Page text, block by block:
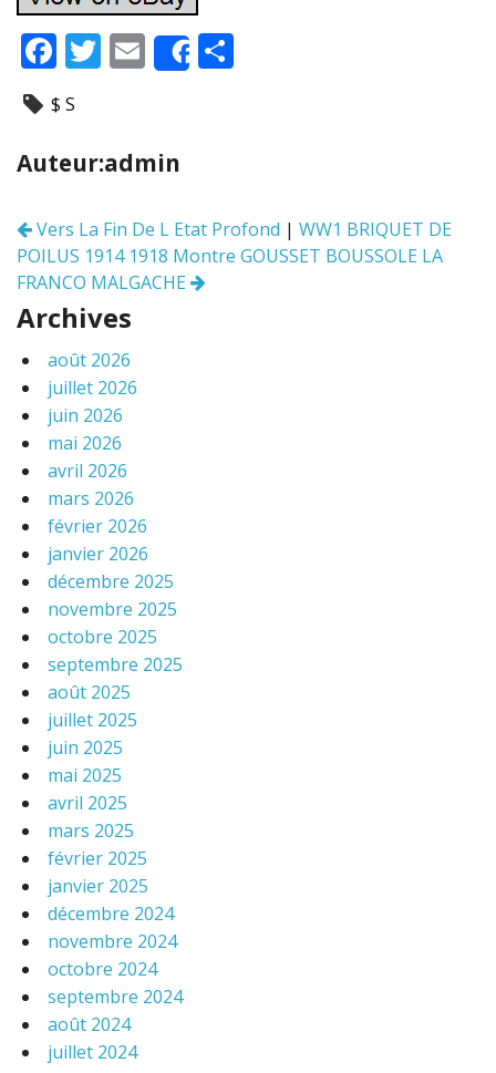
F
ac
e
b
o
k
T
er
E
m
l
Share
$ S
Auteur:admin
Navigation
des
articles
Vers La Fin De L Etat Profond | WW1 BRIQUET DE
POILUS 1914 1918 Montre GOUSSET BOUSSOLE LA
FRANCO MALGACHE
Archives
août 2026
juillet 2026
juin 2026
mai 2026
avril 2026
mars 2026
février 2026
janvier 2026
décembre 2025
novembre 2025
octobre 2025
septembre 2025
août 2025
juillet 2025
juin 2025
mai 2025
avril 2025
mars 2025
février 2025
janvier 2025
décembre 2024
novembre 2024
octobre 2024
septembre 2024
août 2024
juillet 2024